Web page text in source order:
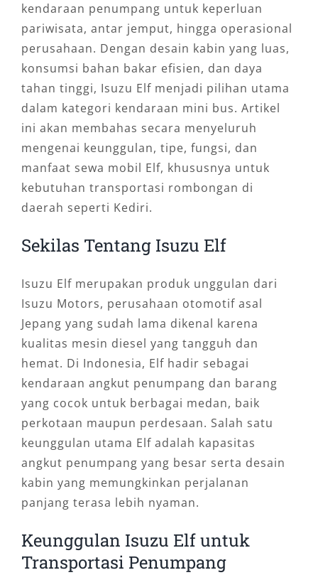
kendaraan penumpang untuk keperluan
pariwisata, antar jemput, hingga operasional
perusahaan. Dengan desain kabin yang luas,
konsumsi bahan bakar efisien, dan daya
tahan tinggi, Isuzu Elf menjadi pilihan utama
dalam kategori kendaraan mini bus. Artikel
ini akan membahas secara menyeluruh
mengenai keunggulan, tipe, fungsi, dan
manfaat sewa mobil Elf, khususnya untuk
kebutuhan transportasi rombongan di
daerah seperti Kediri.
Sekilas Tentang Isuzu Elf
Isuzu Elf merupakan produk unggulan dari
Isuzu Motors, perusahaan otomotif asal
Jepang yang sudah lama dikenal karena
kualitas mesin diesel yang tangguh dan
hemat. Di Indonesia, Elf hadir sebagai
kendaraan angkut penumpang dan barang
yang cocok untuk berbagai medan, baik
perkotaan maupun perdesaan. Salah satu
keunggulan utama Elf adalah kapasitas
angkut penumpang yang besar serta desain
kabin yang memungkinkan perjalanan
panjang terasa lebih nyaman.
Keunggulan Isuzu Elf untuk
Transportasi Penumpang